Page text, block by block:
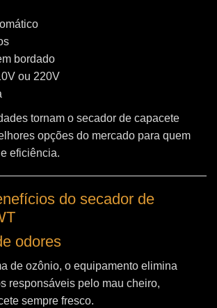
bordado
ou 220V
tornam o secador de capacete
opções do mercado para quem
eficiência.
do secador de
odores
de ozônio, o equipamento elimina
responsáveis pelo mau cheiro,
sempre fresco.